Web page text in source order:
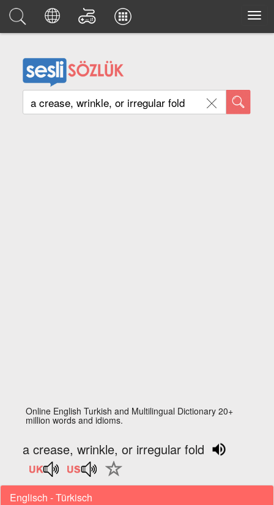
Online English Turkish and Multilingual Dictionary 20+
million words and idioms.
a crease, wrinkle, or irregular fold
Englisch - Türkisch